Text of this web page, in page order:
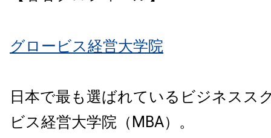
グロービス経営大学院
日本で最も選ばれているビジネスス
ビス経営大学院（MBA）。